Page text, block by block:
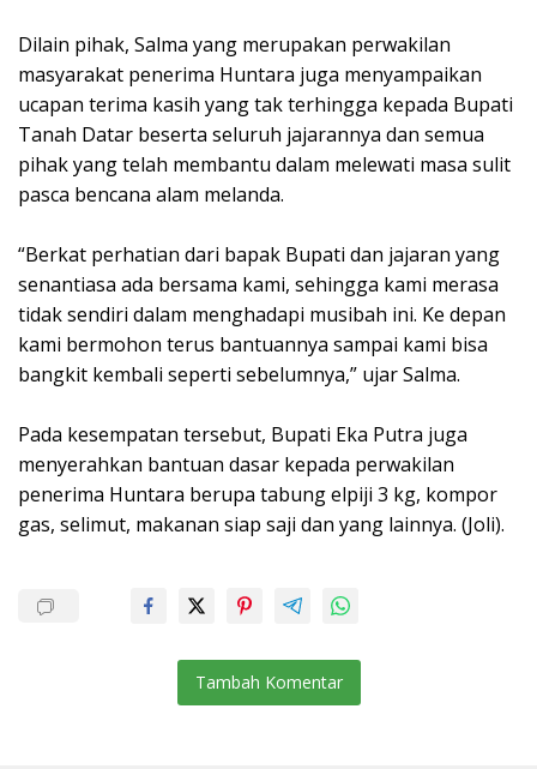
Dilain pihak, Salma yang merupakan perwakilan
masyarakat penerima Huntara juga menyampaikan
ucapan terima kasih yang tak terhingga kepada Bupati
Tanah Datar beserta seluruh jajarannya dan semua
pihak yang telah membantu dalam melewati masa sulit
pasca bencana alam melanda.
“Berkat perhatian dari bapak Bupati dan jajaran yang
senantiasa ada bersama kami, sehingga kami merasa
tidak sendiri dalam menghadapi musibah ini. Ke depan
kami bermohon terus bantuannya sampai kami bisa
bangkit kembali seperti sebelumnya,” ujar Salma.
Pada kesempatan tersebut, Bupati Eka Putra juga
menyerahkan bantuan dasar kepada perwakilan
penerima Huntara berupa tabung elpiji 3 kg, kompor
gas, selimut, makanan siap saji dan yang lainnya. (Joli).
Tambah Komentar